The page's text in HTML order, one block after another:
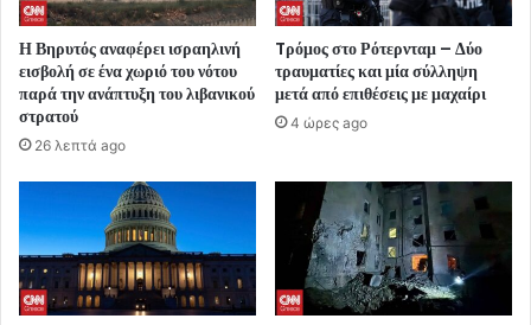
Η Βηρυτός αναφέρει ισραηλινή
εισβολή σε ένα χωριό του νότου
παρά την ανάπτυξη του λιβανικού
στρατού
26 λεπτά ago
Tρόμος στο Ρότερνταμ – Δύο
τραυματίες και μία σύλληψη
μετά από επιθέσεις με μαχαίρι
4 ώρες ago